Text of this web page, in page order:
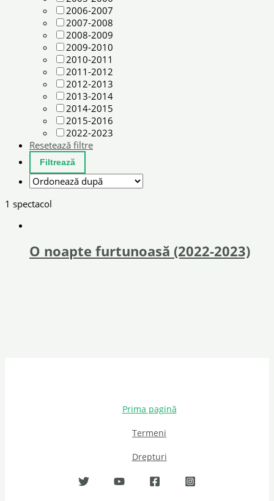
2006-2007
2007-2008
2008-2009
2009-2010
2010-2011
2011-2012
2012-2013
2013-2014
2014-2015
2015-2016
2022-2023
Resetează filtre
1 spectacol
O noapte furtunoasă (2022-2023)
Prima pagină
Termeni
Drepturi